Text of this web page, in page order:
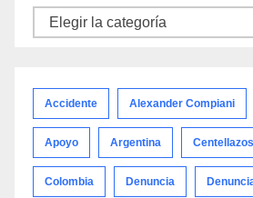
Noticias
Accidente Alexander Compiani
Apoyo Argentina
Colombia Denuncia